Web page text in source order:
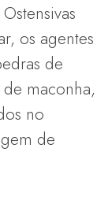
os agentes
de
maconha,
no
de